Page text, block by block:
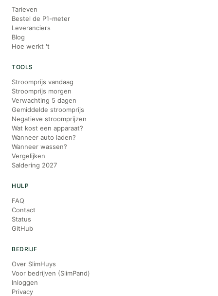
Tarieven
Bestel de P1-meter
Leveranciers
Blog
Hoe werkt 't
TOOLS
Stroomprijs vandaag
Stroomprijs morgen
Verwachting 5 dagen
Gemiddelde stroomprijs
Negatieve stroomprijzen
Wat kost een apparaat?
Wanneer auto laden?
Wanneer wassen?
Vergelijken
Saldering 2027
HULP
FAQ
Contact
Status
GitHub
BEDRIJF
Over SlimHuys
Voor bedrijven (SlimPand)
Inloggen
Privacy